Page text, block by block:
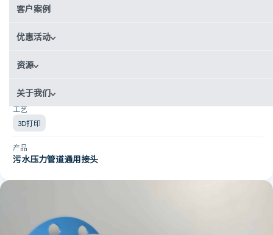
客户案例
优惠活动
资源
关于我们
机械制造
国家
使用场景
工艺
3D打印
产品
污水压力管道通用接头